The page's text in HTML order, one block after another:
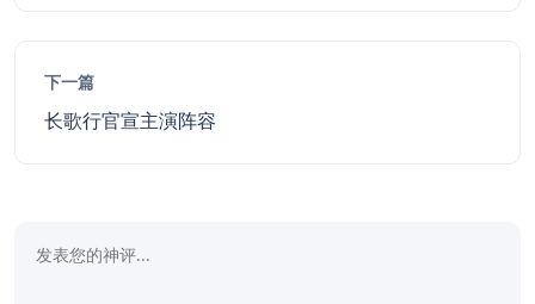
下一篇
长歌行官宣主演阵容